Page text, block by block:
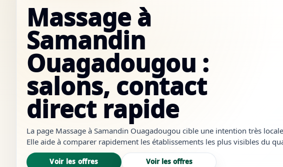
Massage à
Samandin
Ouagadougou :
salons, contact
direct rapide
La page Massage à Samandin Ouagadougou cible une intention très
Elle aide à comparer rapidement les établissements les plus visibles du
les plus crédibles et à ouvrir les bons liens sans revenir à des résultats tro...
Voir les offres Voir les offres